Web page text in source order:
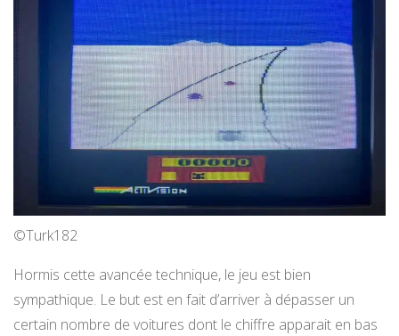
©Turk182
Hormis cette avancée technique, le jeu est bien
sympathique. Le but est en fait d’arriver à dépasser un
certain nombre de voitures dont le chiffre apparait en bas